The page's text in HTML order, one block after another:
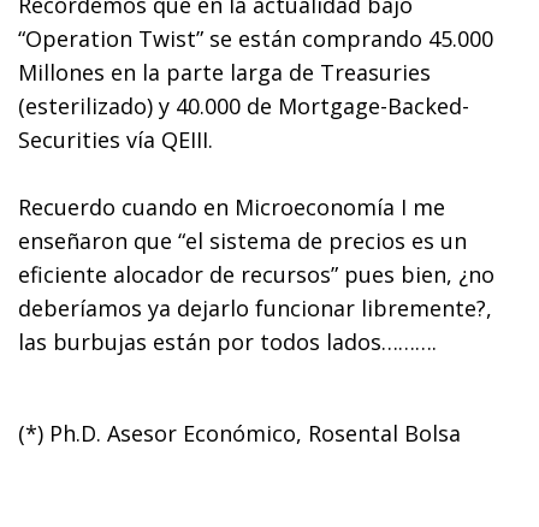
“Operation Twist” se están comprando 45.000
Millones en la parte larga de Treasuries
(esterilizado) y 40.000 de Mortgage-Backed-
Securities vía QEIII.
Recuerdo cuando en Microeconomía I me
enseñaron que “el sistema de precios es un
eficiente alocador de recursos” pues bien, ¿no
deberíamos ya dejarlo funcionar libremente?,
las burbujas están por todos lados……….
(*) Ph.D. Asesor Económico, Rosental Bolsa